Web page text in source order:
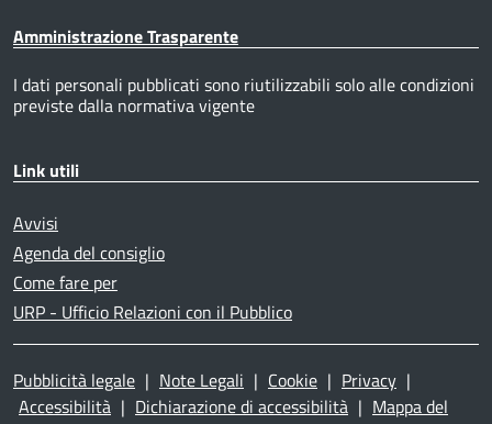
Amministrazione Trasparente
I dati personali pubblicati sono riutilizzabili solo alle condizioni
previste dalla normativa vigente
Link utili
Avvisi
Agenda del consiglio
Come fare per
URP - Ufficio Relazioni con il Pubblico
Pubblicità legale | Note Legali | Cookie | Privacy |
Accessibilità | Dichiarazione di accessibilità | Mappa del